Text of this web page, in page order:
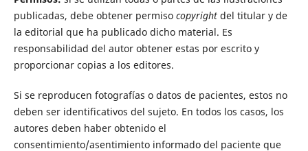
publicadas, debe obtener permiso copyright del titular y de
la editorial que ha publicado dicho material. Es
responsabilidad del autor obtener estas por escrito y
proporcionar copias a los editores.
Si se reproducen fotografías o datos de pacientes, estos no
deben ser identificativos del sujeto. En todos los casos, los
autores deben haber obtenido el
consentimiento/asentimiento informado del paciente que